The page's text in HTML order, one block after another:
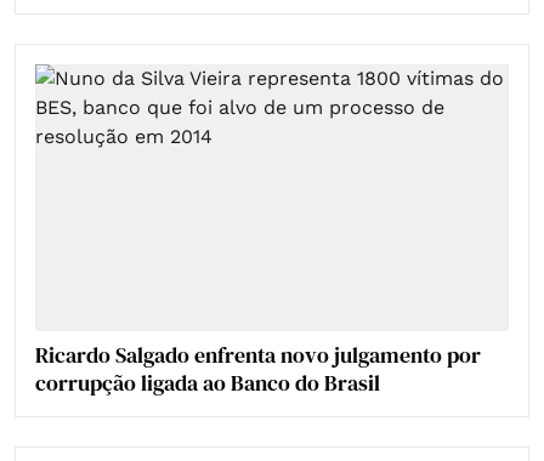
Ricardo Salgado enfrenta novo julgamento por
corrupção ligada ao Banco do Brasil